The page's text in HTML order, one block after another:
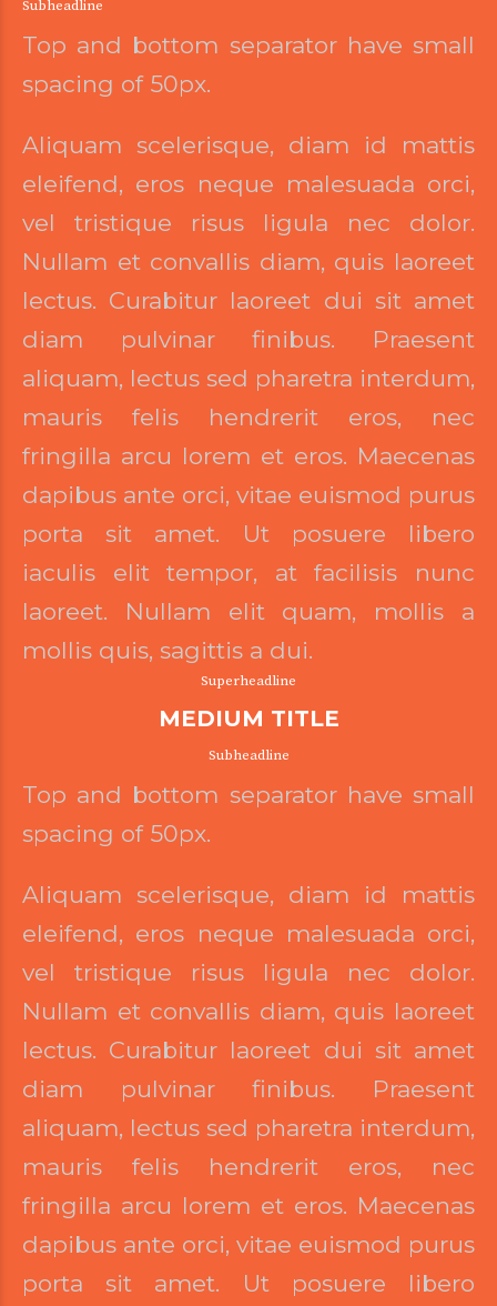
Subheadline
Top and bottom separator have small
spacing of 50px.
Aliquam scelerisque, diam id mattis
eleifend, eros neque malesuada orci,
vel tristique risus ligula nec dolor.
Nullam et convallis diam, quis laoreet
lectus. Curabitur laoreet dui sit amet
diam pulvinar finibus. Praesent
aliquam, lectus sed pharetra interdum,
mauris felis hendrerit eros, nec
fringilla arcu lorem et eros. Maecenas
dapibus ante orci, vitae euismod purus
porta sit amet. Ut posuere libero
iaculis elit tempor, at facilisis nunc
laoreet. Nullam elit quam, mollis a
mollis quis, sagittis a dui.
Superheadline
MEDIUM TITLE
Subheadline
Top and bottom separator have small
spacing of 50px.
Aliquam scelerisque, diam id mattis
eleifend, eros neque malesuada orci,
vel tristique risus ligula nec dolor.
Nullam et convallis diam, quis laoreet
lectus. Curabitur laoreet dui sit amet
diam pulvinar finibus. Praesent
aliquam, lectus sed pharetra interdum,
mauris felis hendrerit eros, nec
fringilla arcu lorem et eros. Maecenas
dapibus ante orci, vitae euismod purus
porta sit amet. Ut posuere libero